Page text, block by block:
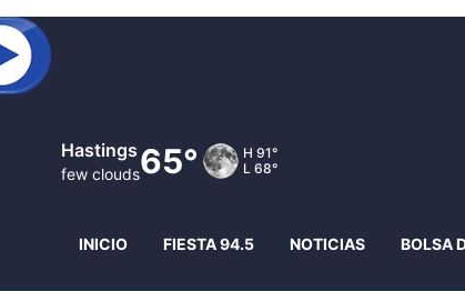
Hastings
few clouds65° H 91°
L 68°
INICIO FIESTA 94.5 NOTICIAS BOLSA